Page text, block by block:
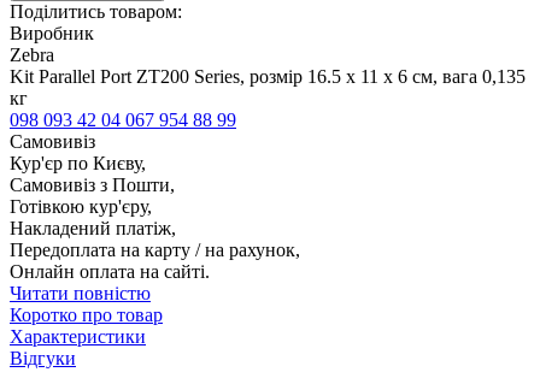
Поділитись товаром:
Виробник
Zebra
Kit Parallel Port ZT200 Series, розмір 16.5 x 11 x 6 см, вага 0,135
кг
098 093 42 04 067 954 88 99
Самовивіз
Кур'єр по Києву,
Самовивіз з Пошти,
Готівкою кур'єру,
Накладений платіж,
Передоплата на карту / на рахунок,
Онлайн оплата на сайті.
Читати повністю
Коротко про товар
Характеристики
Відгуки